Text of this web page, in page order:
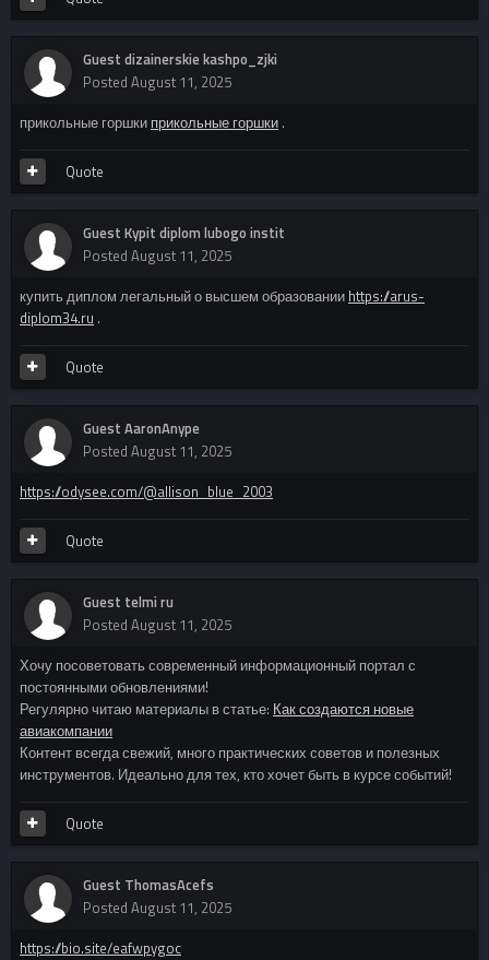
Guest dizainerskie kashpo_zjki
Posted August 11, 2025
прикольные горшки прикольные горшки .
Quote
Guest Kypit diplom lubogo instit
Posted August 11, 2025
купить диплом легальный о высшем образовании https://arus-
diplom34.ru .
Quote
Guest AaronAnype
Posted August 11, 2025
https://odysee.com/@allison_blue_2003
Quote
Guest telmi ru
Posted August 11, 2025
Хочу посоветовать современный информационный портал с
постоянными обновлениями!
Регулярно читаю материалы в статье: Как создаются новые
авиакомпании
Контент всегда свежий, много практических советов и полезных
инструментов. Идеально для тех, кто хочет быть в курсе событий!
Quote
Guest ThomasAcefs
Posted August 11, 2025
https://bio.site/eafwpygoc